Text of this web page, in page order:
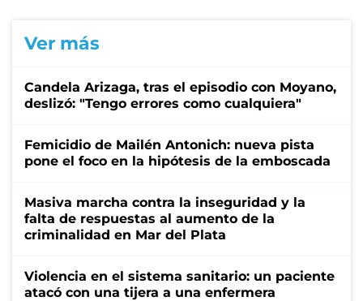
Ver más
Candela Arizaga, tras el episodio con Moyano,
deslizó: "Tengo errores como cualquiera"
Femicidio de Mailén Antonich: nueva pista
pone el foco en la hipótesis de la emboscada
Masiva marcha contra la inseguridad y la
falta de respuestas al aumento de la
criminalidad en Mar del Plata
Violencia en el sistema sanitario: un paciente
atacó con una tijera a una enfermera